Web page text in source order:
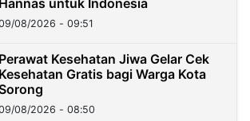
08/2026 - 09:51
Perawat Kesehatan Jiwa Gelar Cek
Kesehatan Gratis bagi Warga Kota
08/2026 - 08:50